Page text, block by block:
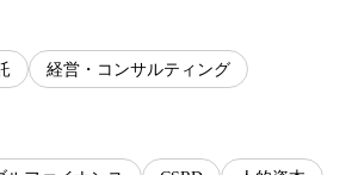
経営・コンサルティング